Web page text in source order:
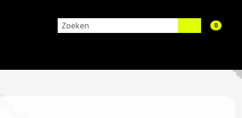
0aantal